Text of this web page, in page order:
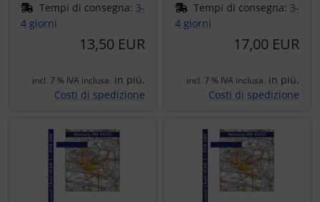
Tempi di consegna: 3-
4 giorni
13,50 EUR
incl. 7 % IVA inclusa. in più.
Costi di spedizione
Tempi di consegna: 3-
4 giorni
17,00 EUR
incl. 7 % IVA inclusa. in più.
Costi di spedizione
Ugelli / sonde
Viti, dadi & co.
Varie